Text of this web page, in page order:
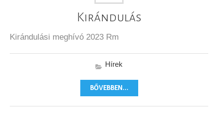
Kirándulás
Kirándulási meghívó 2023 Rm
Hírek
BŐVEBBEN...